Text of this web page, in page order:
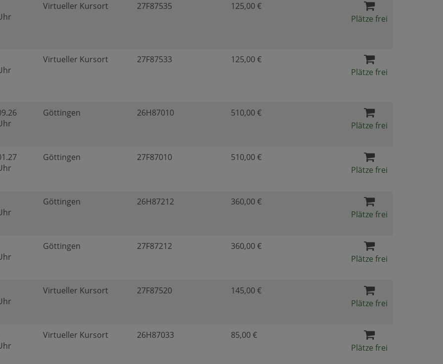
Virtueller Kursort 27F87535
125,00 €
Plätze frei
Virtueller Kursort 27F87533
125,00 €
Plätze frei
Göttingen 26H87010
510,00 €
Plätze frei
Göttingen 27F87010
510,00 €
Plätze frei
Göttingen 26H87212
360,00 €
Plätze frei
Göttingen 27F87212
360,00 €
Plätze frei
Virtueller Kursort 27F87520
145,00 €
Plätze frei
Virtueller Kursort 26H87033
85,00 €
Plätze frei